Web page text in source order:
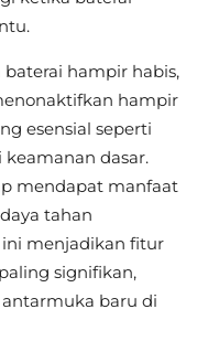
hampir habis,
hampir
esensial seperti
dasar.
mendapat manfaat
tahan
menjadikan fitur
signifikan,
baru di